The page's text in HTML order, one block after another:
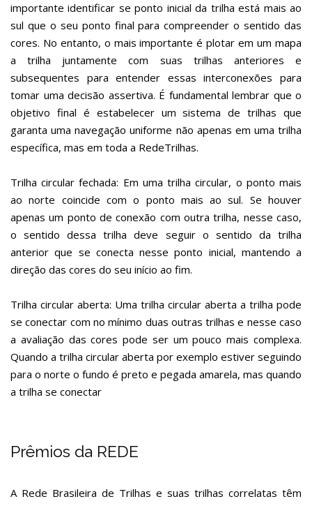
importante identificar se ponto inicial da trilha está mais ao
sul que o seu ponto final para compreender o sentido das
cores. No entanto, o mais importante é plotar em um mapa
a trilha juntamente com suas trilhas anteriores e
subsequentes para entender essas interconexões para
tomar uma decisão assertiva. É fundamental lembrar que o
objetivo final é estabelecer um sistema de trilhas que
garanta uma navegação uniforme não apenas em uma trilha
específica, mas em toda a RedeTrilhas.
Trilha circular fechada: Em uma trilha circular, o ponto mais
ao norte coincide com o ponto mais ao sul. Se houver
apenas um ponto de conexão com outra trilha, nesse caso,
o sentido dessa trilha deve seguir o sentido da trilha
anterior que se conecta nesse ponto inicial, mantendo a
direção das cores do seu início ao fim.
Trilha circular aberta: Uma trilha circular aberta a trilha pode
se conectar com no mínimo duas outras trilhas e nesse caso
a avaliação das cores pode ser um pouco mais complexa.
Quando a trilha circular aberta por exemplo estiver seguindo
para o norte o fundo é preto e pegada amarela, mas quando
a trilha se conectar
Prêmios da REDE
A Rede Brasileira de Trilhas e suas trilhas correlatas têm